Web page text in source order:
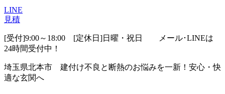
LINE
見積
[受付]9:00～18:00 [定休日]日曜・祝日
メール･LINEは
24時間受付中！
埼玉県北本市 建付け不良と断熱のお悩みを一新！安心・快
適な玄関へ